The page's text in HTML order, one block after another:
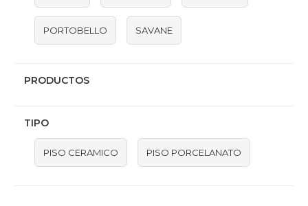
PORTOBELLO SAVANE
PRODUCTOS
TIPO
PISO CERAMICO PISO PORCELANATO